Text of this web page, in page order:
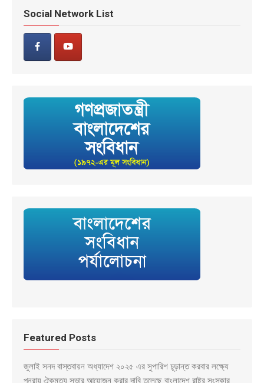
Social Network List
Featured Posts
জুলাই সনদ বাস্তবায়ন অধ্যাদেশ ২০২৫ এর সুপারিশ চূড়ান্ত করবার লক্ষ্যে
পুনরায় ঐকমত্য সভার আয়োজন করার দাবি তুলেছে বাংলাদেশ রাষ্ট্র সংস্কার